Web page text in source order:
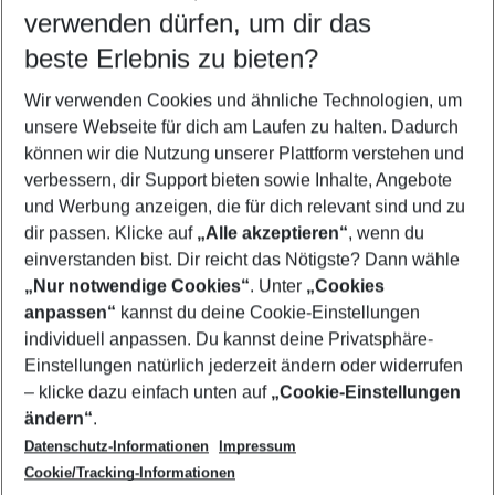
Wähle deinen Reisezeitraum
5-8 Nächte
2 Erwachsene Keine Kinder
Mehr Filter anzeigen
Footer
Footer navigation
Über uns
AGB
Bestpreisgarantie
Cookie-Einstellungen ändern
Cookie-Richtlinie
Agenturbetreuung
Barrierefreies Reisen
Folge uns
verwenden dürfen, um dir das
beste Erlebnis zu bieten?
Wir verwenden Cookies und ähnliche Technologien, um
unsere Webseite für dich am Laufen zu halten. Dadurch
können wir die Nutzung unserer Plattform verstehen und
verbessern, dir Support bieten sowie Inhalte, Angebote
und Werbung anzeigen, die für dich relevant sind und zu
dir passen. Klicke auf „Alle akzeptieren“, wenn du
einverstanden bist. Dir reicht das Nötigste? Dann wähle
„Nur notwendige Cookies“. Unter „Cookies
anpassen“ kannst du deine Cookie-Einstellungen
individuell anpassen. Du kannst deine Privatsphäre-
Einstellungen natürlich jederzeit ändern oder widerrufen
– klicke dazu einfach unten auf „Cookie-Einstellungen
ändern“.
Datenschutz-Informationen
Impressum
Cookie/Tracking-Informationen